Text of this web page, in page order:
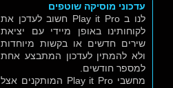
עדכוני מוסיקה שוטפים
לנו ב Play it Pro חשוב לעדכן את
לקוחותינו באופן מיידי עם יציאת
שירים חדשים או בקשות מיוחדות
ולא להמתין לעדכון המתבצע אחת
למספר חודשים.
מחשבי Play it Pro המותקנים אצל